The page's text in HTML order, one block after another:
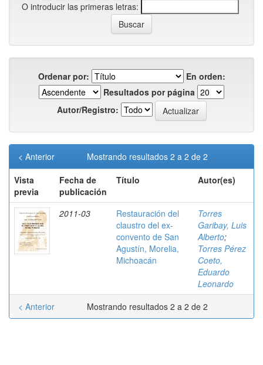
O introducir las primeras letras:
Ordenar por:
En orden:
Resultados por página
Autor/Registro:
Mostrando resultados 2 a 2 de 2
< Anterior
Vista
previa
Fecha de
publicación
Título Autor(es)
2011-03
Restauración del
claustro del ex-
convento de San
Agustín, Morelia,
Michoacán
Torres
Garibay, Luis
Alberto;
Torres Pérez
Coeto,
Eduardo
Leonardo
Mostrando resultados 2 a 2 de 2
< Anterior